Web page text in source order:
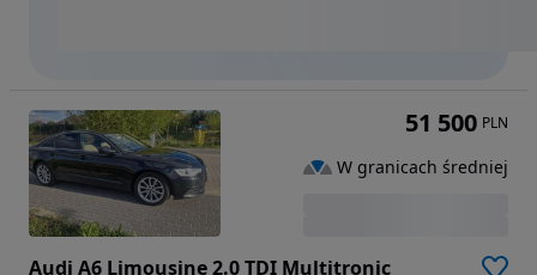
Audi A6 Limousine 2.0 TDI Multitronic
51 500 PLN
W granicach średniej